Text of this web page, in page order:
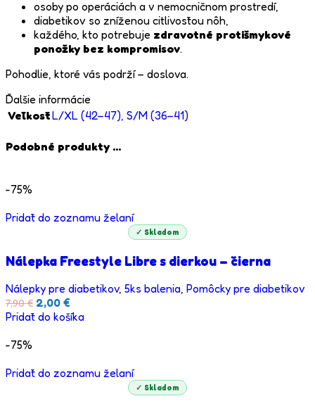
osoby po operáciách a v nemocničnom prostredí,
diabetikov so zníženou citlivosťou nôh,
každého, kto potrebuje zdravotné protišmykové
ponožky bez kompromisov.
Pohodlie, ktoré vás podrží – doslova.
Ďalšie informácie
VeľkosťL/XL (42–47), S/M (36–41)
Podobné produkty ...
-75%
Pridať do zoznamu želaní
✓ Skladom
Nálepka Freestyle Libre s dierkou – čierna
Nálepky pre diabetikov, 5ks balenia, Pomôcky pre diabetikov
7,90€ Pôvodná
cena
2,00 €
cena
Pridať do košíka
-75%
Pridať do zoznamu želaní
✓ Skladom